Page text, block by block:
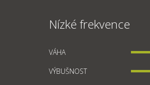
Nízké frekvence
VÁHA
VÝBUŠNOST